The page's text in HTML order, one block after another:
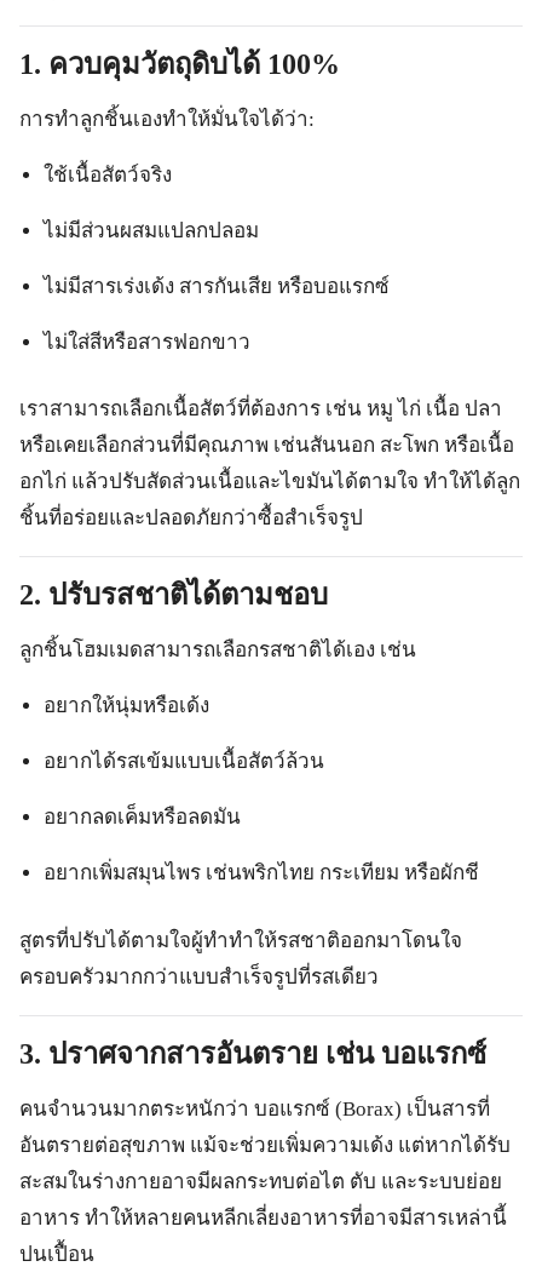
1. ควบคุมวัตถุดิบได้ 100%
การทำลูกชิ้นเองทำให้มั่นใจได้ว่า:
ใช้เนื้อสัตว์จริง
ไม่มีส่วนผสมแปลกปลอม
ไม่มีสารเร่งเด้ง สารกันเสีย หรือบอแรกซ์
ไม่ใส่สีหรือสารฟอกขาว
เราสามารถเลือกเนื้อสัตว์ที่ต้องการ เช่น หมู ไก่ เนื้อ ปลา
หรือเคยเลือกส่วนที่มีคุณภาพ เช่นสันนอก สะโพก หรือเนื้อ
อกไก่ แล้วปรับสัดส่วนเนื้อและไขมันได้ตามใจ ทำให้ได้ลูก
ชิ้นที่อร่อยและปลอดภัยกว่าซื้อสำเร็จรูป
2. ปรับรสชาติได้ตามชอบ
ลูกชิ้นโฮมเมดสามารถเลือกรสชาติได้เอง เช่น
อยากให้นุ่มหรือเด้ง
อยากได้รสเข้มแบบเนื้อสัตว์ล้วน
อยากลดเค็มหรือลดมัน
อยากเพิ่มสมุนไพร เช่นพริกไทย กระเทียม หรือผักชี
สูตรที่ปรับได้ตามใจผู้ทำทำให้รสชาติออกมาโดนใจ
ครอบครัวมากกว่าแบบสำเร็จรูปที่รสเดียว
3. ปราศจากสารอันตราย เช่น บอแรกซ์
คนจำนวนมากตระหนักว่า บอแรกซ์ (Borax) เป็นสารที่
อันตรายต่อสุขภาพ แม้จะช่วยเพิ่มความเด้ง แต่หากได้รับ
สะสมในร่างกายอาจมีผลกระทบต่อไต ตับ และระบบย่อย
อาหาร ทำให้หลายคนหลีกเลี่ยงอาหารที่อาจมีสารเหล่านี้
ปนเปื้อน